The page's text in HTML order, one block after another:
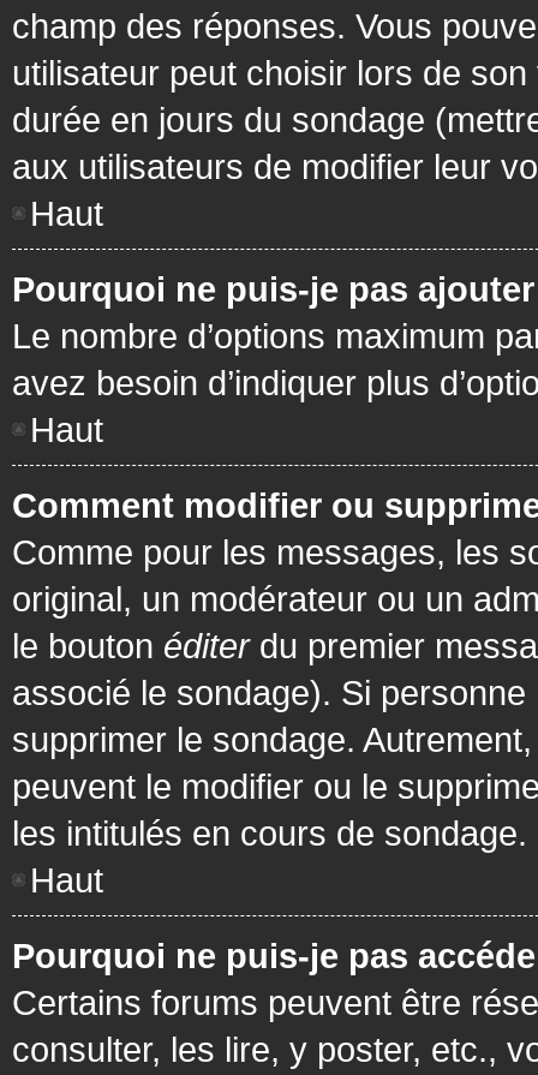
champ des réponses. Vous
utilisateur peut choisir lors de
durée en jours du sondage
aux utilisateurs de modifier leur
Haut
Pourquoi ne puis-je pas
Le nombre d’options maximum
avez besoin d’indiquer plus
Haut
Comment modifier ou
Comme pour les messages, les
original, un modérateur ou un
le bouton éditerdu premier
associé le sondage). Si personne
supprimer le sondage.
peuvent le modifier ou le
les intitulés en cours de sondage.
Haut
Pourquoi ne puis-je pas
Certains forums peuvent être
consulter, les lire, y poster, etc.,